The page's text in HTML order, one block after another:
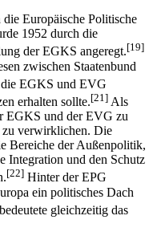
Europäische Politische
1952 durch die
der EGKS angeregt.[19]
zwischen Staatenbund
EGKS und EVG
erhalten sollte.[21] Als
EGKS und der EVG zu
zu verwirklichen. Die
Bereiche der Außenpolitik,
Integration und den Schutz
[22] Hinter der EPG
ein politisches Dach
gleichzeitig das